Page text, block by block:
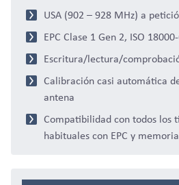
USA (902 – 928 MHz) a
EPC Clase 1 Gen 2, ISO
Escritura/lectura/
Calibración casi automática
antena
Compatibilidad con todos los
habituales con EPC y